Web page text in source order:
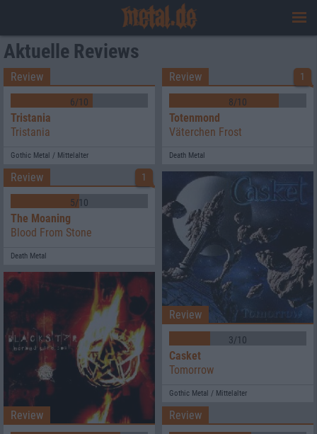
Aktuelle Reviews
Review
6/10
Tristania
Tristania
Gothic Metal / Mittelalter
Review
8/10
Totenmond
Väterchen Frost
1
Death Metal
Review
5/10
The Moaning
Blood From Stone
1
Death Metal
Review
3/10
Casket
Tomorrow
Gothic Metal / Mittelalter
Review Review